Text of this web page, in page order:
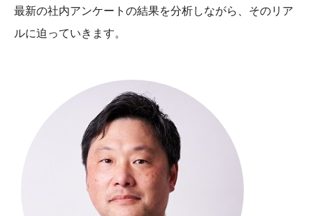
最新の社内アンケートの結果を分析しながら、そのリア
ルに迫っていきます。